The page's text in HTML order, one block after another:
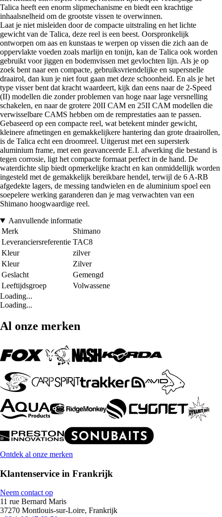
Talica heeft een enorm slipmechanisme en biedt een krachtige
inhaalsnelheid om de grootste vissen te overwinnen.
Laat je niet misleiden door de compacte uitstraling en het lichte
gewicht van de Talica, deze reel is een beest. Oorspronkelijk
ontworpen om aas en kunstaas te werpen op vissen die zich aan de
oppervlakte voeden zoals marlijn en tonijn, kan de Talica ook worden
gebruikt voor jiggen en bodemvissen met gevlochten lijn. Als je op
zoek bent naar een compacte, gebruiksvriendelijke en supersnelle
draairol, dan kun je niet fout gaan met deze schoonheid. En als je het
type visser bent dat kracht waardeert, kijk dan eens naar de 2-Speed
(II) modellen die zonder problemen van hoge naar lage versnelling
schakelen, en naar de grotere 20II CAM en 25II CAM modellen die
verwisselbare CAMS hebben om de remprestaties aan te passen.
Gebaseerd op een compacte reel, wat betekent minder gewicht,
kleinere afmetingen en gemakkelijkere hantering dan grote draairollen,
is de Talica echt een droomreel. Uitgerust met een supersterk
aluminium frame, met een geavanceerde E.I. afwerking die bestand is
tegen corrosie, ligt het compacte formaat perfect in de hand. De
waterdichte slip biedt opmerkelijke kracht en kan onmiddellijk worden
ingesteld met de gemakkelijk bereikbare hendel, terwijl de 6 A-RB
afgedekte lagers, de messing tandwielen en de aluminium spoel een
soepelere werking garanderen dan je mag verwachten van een
Shimano hoogwaardige reel.
Aanvullende informatie
Merk
Shimano
Leveranciersreferentie TAC8
Kleur
zilver
Kleur
Zilver
Geslacht
Gemengd
Leeftijdsgroep
Volwassene
Loading...
Loading...
Al onze merken
Ontdek al onze merken
Klantenservice in Frankrijk
Neem contact op
11 rue Bernard Maris
37270 Montlouis-sur-Loire, Frankrijk